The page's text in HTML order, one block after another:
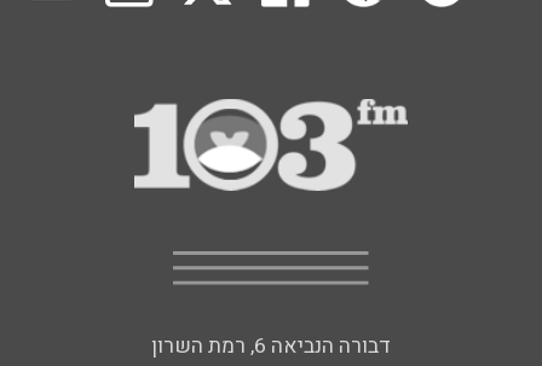
דבורה הנביאה 6, רמת השרון